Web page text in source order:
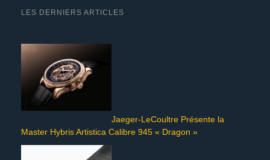
LES DERNIERS ARTICLES
Jaeger-LeCoultre Présente la
Master Hybris Artistica Calibre 945 « Dragon »